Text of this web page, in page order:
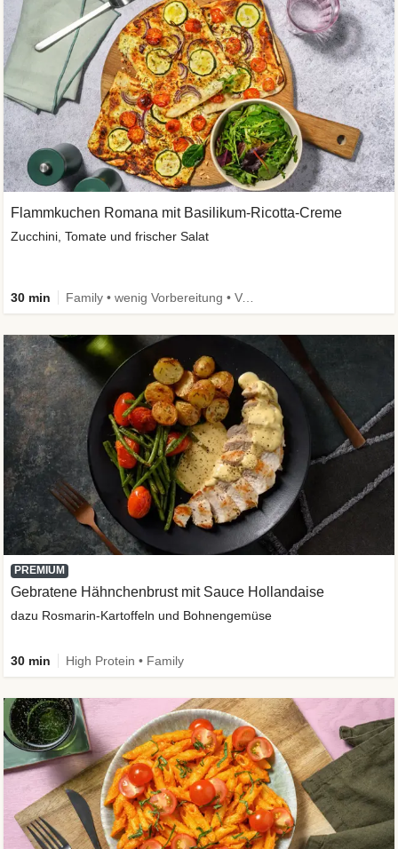
Flammkuchen Romana mit Basilikum-Ricotta-Creme
Zucchini, Tomate und frischer Salat
30 min Family • wenig Vorbereitung • Vegetarisch
PREMIUM
Gebratene Hähnchenbrust mit Sauce Hollandaise
dazu Rosmarin-Kartoffeln und Bohnengemüse
30 min High Protein • Family